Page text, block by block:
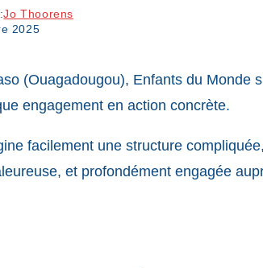
Jo Thoorens
2025
(Ouagadougou), Enfants du Monde
engagement en action concrète.
facilement une structure
et profondément engagée